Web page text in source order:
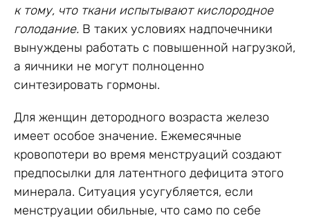
к тому, что ткани испытывают кислородное
голодание. В таких условиях надпочечники
вынуждены работать с повышенной нагрузкой,
а яичники не могут полноценно
синтезировать гормоны.
Для женщин детородного возраста железо
имеет особое значение. Ежемесячные
кровопотери во время менструаций создают
предпосылки для латентного дефицита этого
минерала. Ситуация усугубляется, если
менструации обильные, что само по себе